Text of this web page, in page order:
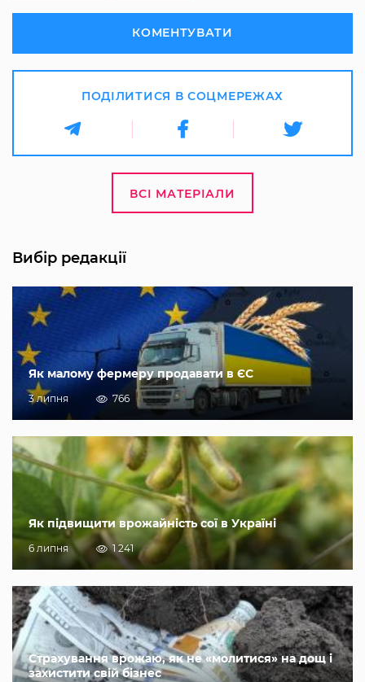
КОМЕНТУВАТИ
ПОДІЛИТИСЯ В СОЦМЕРЕЖАХ
ВСІ МАТЕРІАЛИ
Вибір редакції
Як малому фермеру продавати в ЄС
3 липня 766
Як підвищити врожайність сої в Україні
6 липня 1 241
Страхування врожаю, як не «молитися» на дощ і
захистити свій бізнес